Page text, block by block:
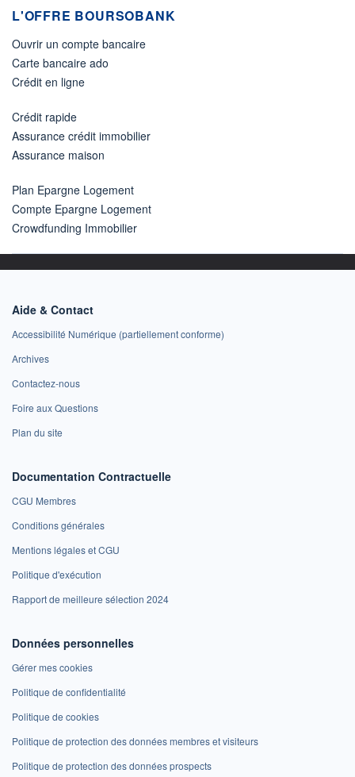
L'OFFRE BOURSOBANK
Ouvrir un compte bancaire
Carte bancaire ado
Crédit en ligne
Crédit rapide
Assurance crédit immobilier
Assurance maison
Plan Epargne Logement
Compte Epargne Logement
Crowdfunding Immobilier
Aide & Contact
Accessibilité Numérique (partiellement conforme)
Archives
Contactez-nous
Foire aux Questions
Plan du site
Documentation Contractuelle
CGU Membres
Conditions générales
Mentions légales et CGU
Politique d'exécution
Rapport de meilleure sélection 2024
Données personnelles
Gérer mes cookies
Politique de confidentialité
Politique de cookies
Politique de protection des données membres et visiteurs
Politique de protection des données prospects